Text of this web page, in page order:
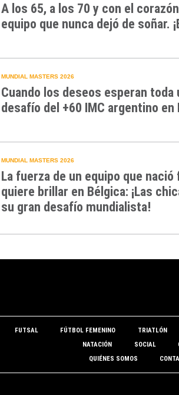
A los 65, a los 70 y con el
equipo que nunca dejó de soñar.
MUNDIAL MASTERS 2026
Cuando los deseos esperan toda
desafío del +60 IMC argentino en
MUNDIAL MASTERS 2026
La fuerza de un equipo que
quiere brillar en Bélgica: ¡Las
su gran desafío mundialista!
FUTSAL FÚTBOL FEMENINO TRIATLÓN
NATACIÓN
SOCIAL
QUIÉNES SOMOS